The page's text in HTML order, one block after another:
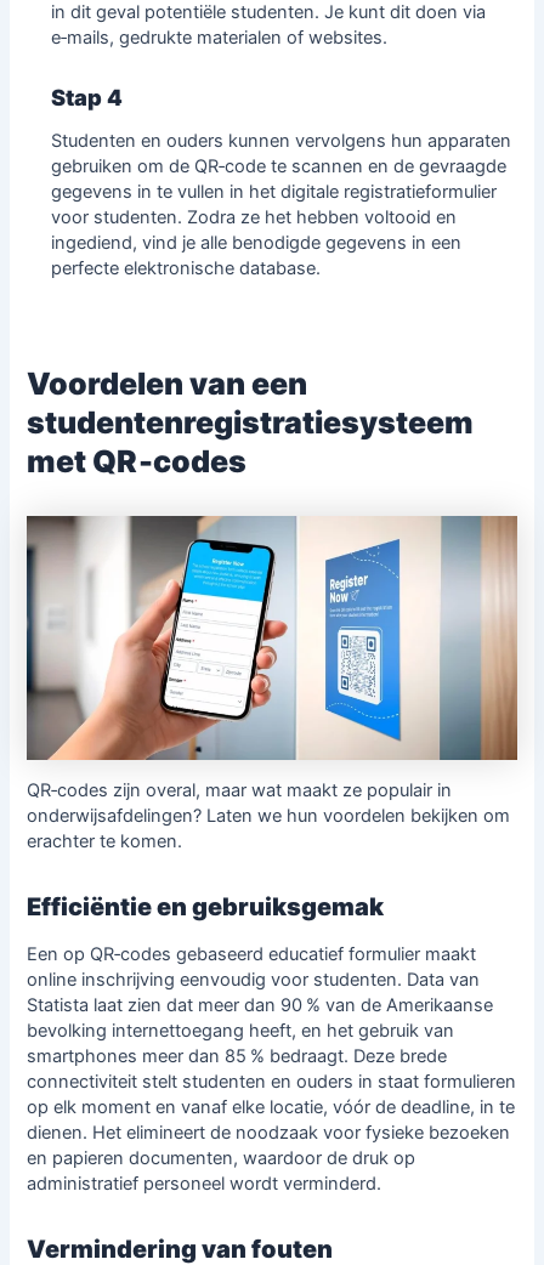
in dit geval potentiële studenten. Je kunt dit doen via
e‑mails, gedrukte materialen of websites.
Stap 4
Studenten en ouders kunnen vervolgens hun apparaten
gebruiken om de QR‑code te scannen en de gevraagde
gegevens in te vullen in het digitale registratieformulier
voor studenten. Zodra ze het hebben voltooid en
ingediend, vind je alle benodigde gegevens in een
perfecte elektronische database.
Voordelen van een
studentenregistratiesysteem
met QR‑codes
QR‑codes zijn overal, maar wat maakt ze populair in
onderwijsafdelingen? Laten we hun voordelen bekijken om
erachter te komen.
Efficiëntie en gebruiksgemak
Een op QR‑codes gebaseerd educatief formulier maakt
online inschrijving eenvoudig voor studenten. Data van
Statista laat zien dat meer dan 90 % van de Amerikaanse
bevolking internettoegang heeft, en het gebruik van
smartphones meer dan 85 % bedraagt. Deze brede
connectiviteit stelt studenten en ouders in staat formulieren
op elk moment en vanaf elke locatie, vóór de deadline, in te
dienen. Het elimineert de noodzaak voor fysieke bezoeken
en papieren documenten, waardoor de druk op
administratief personeel wordt verminderd.
Vermindering van fouten